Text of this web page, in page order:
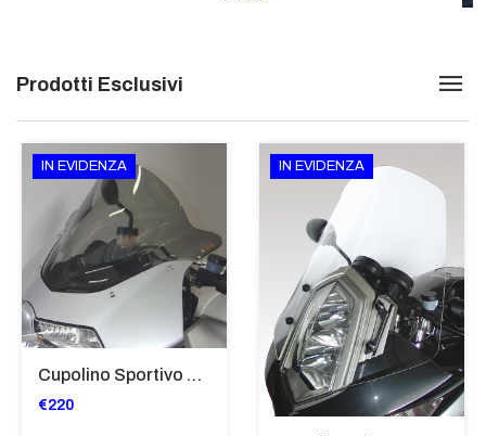
Prodotti Esclusivi
IN EVIDENZA
Cupolino Sportivo Per Bmw K 1200 R Sport 2005-07 TRASPARENTE - Sc967-T
€220
IN EVIDENZA